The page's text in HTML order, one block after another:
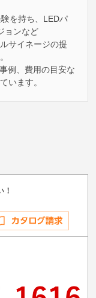
を持ち、LEDパ
ョンなど
サイネージの提
例、費用の目安な
います。
！